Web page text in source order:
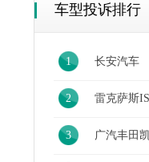
车型投诉排行
1 长安汽车
2 雷克萨斯
3 广汽丰田